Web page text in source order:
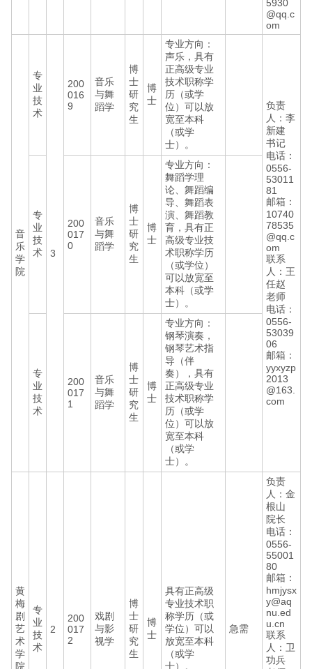
5930
@qq.c
om
音
乐
学
院
专
业
技
术
3
200
016
9
音乐
与舞
蹈学
博
士
研
究
生
博
士
专业方向：
声乐，具有
正高级专业
技术职称学
历（或学
位）可以放
宽至本科
（或学
士）。
负责
人：李
新建
书记
电话：
0556-
53011
81
邮箱：
10740
78535
@qq.c
om
联系
人：王
任赵
老师
电话：
0556-
53039
06
邮箱：
yyxyzp
2013
@163.
com
专
业
技
术
200
017
0
音乐
与舞
蹈学
博
士
研
究
生
博
士
专业方向：
舞蹈学理
论、舞蹈编
导、舞蹈表
演、舞蹈教
育，具有正
高级专业技
术职称学历
（或学位）
可以放宽至
本科（或学
士）。
专
业
技
术
200
017
1
音乐
与舞
蹈学
博
士
研
究
生
博
士
专业方向：
钢琴演奏，
钢琴艺术指
导（伴
奏），具有
正高级专业
技术职称学
历（或学
位）可以放
宽至本科
（或学
士）。
黄
梅
剧
艺
术
学
院
专
业
技
术
2
200
017
2
戏剧
与影
视学
博
士
研
究
生
博
士
具有正高级
专业技术职
称学历（或
学位）可以
放宽至本科
（或学
士）。
急需
负责
人：金
根山
院长
电话：
0556-
55001
80
邮箱：
hmjysx
y@aq
nu.ed
u.cn
联系
人：卫
功兵